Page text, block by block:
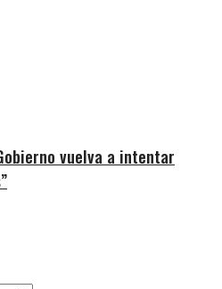
vuelva a intentar